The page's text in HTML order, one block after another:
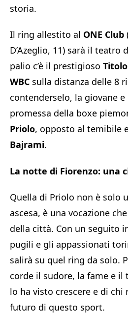
storia.
Il ring allestito al ONE Club
D’Azeglio, 11) sarà il teatro
palio c’è il prestigioso
WBC sulla distanza delle 8
contenderselo, la giovane e
promessa della boxe
Priolo, opposto al temibile
Bajrami.
La notte di Fiorenzo: una
Quella di Priolo non è solo
ascesa, è una vocazione
della città. Con un seguito
pugili e gli appassionati
salirà su quel ring da solo.
corde il sudore, la fame e il
lo ha visto crescere e di chi
futuro di questo sport.